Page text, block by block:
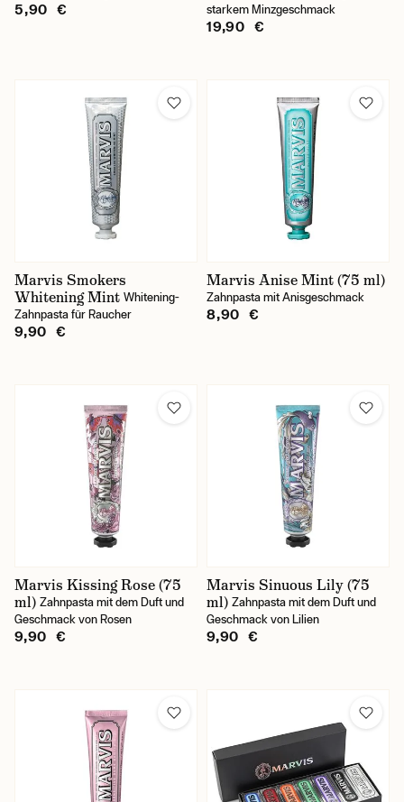
5,90 €
starkem Minzgeschmack
19,90 €
Marvis Smokers
Whitening Mint Whitening-
Zahnpasta für Raucher
9,90 €
Marvis Anise Mint (75 ml)
Zahnpasta mit Anisgeschmack
8,90 €
Marvis Kissing Rose (75
ml) Zahnpasta mit dem Duft und
Geschmack von Rosen
9,90 €
Marvis Sinuous Lily (75
ml) Zahnpasta mit dem Duft und
Geschmack von Lilien
9,90 €